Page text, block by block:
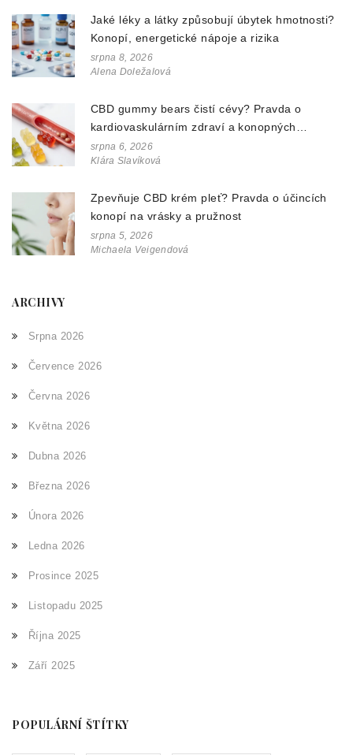
Jaké léky a látky způsobují úbytek hmotnosti?
Konopí, energetické nápoje a rizika
srpna 8, 2026
Alena Doležalová
CBD gummy bears čistí cévy? Pravda o
kardiovaskulárním zdraví a konopných
doplňcích
srpna 6, 2026
Klára Slavíková
Zpevňuje CBD krém pleť? Pravda o účincích
konopí na vrásky a pružnost
srpna 5, 2026
Michaela Veigendová
ARCHIVY
Srpna 2026
Července 2026
Června 2026
Května 2026
Dubna 2026
Března 2026
Února 2026
Ledna 2026
Prosince 2025
Listopadu 2025
Října 2025
Září 2025
POPULÁRNÍ ŠTÍTKY